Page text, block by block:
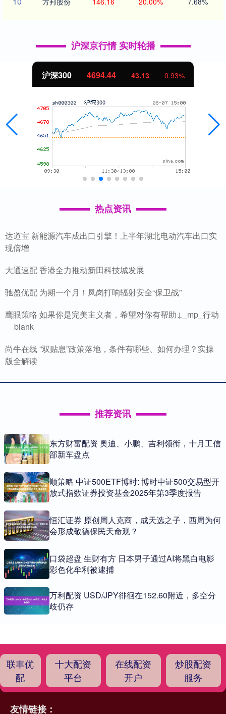
沪深京行情 实时轮播
沪深300 4694.44 43.13 0.93%
热点资讯
达道宝 新能源汽车成出口引擎！上半年湖北电动汽车出口实
现倍增
大通速配 香港全力推动新田科技城发展
驰盈优配 为期一个月！凤岗打响辐射安全“保卫战”
鹰眼策略 如果你是完美主义者，希望对你有帮助↓_mp_行动
__blank
尚牛在线 “双贴息”政策落地，条件有哪些、如何办理？实操
版全解读
推荐资讯
东方财富配资 奥迪、小鹏、吉利领衔，十月工信
部新车盘点
顺策略 中证500ETF博时: 博时中证500交易型开
放式指数证券投资基金2025年第3季度报告
恒汇证券 原创周人克商，成天选之子，西周为何
会形成敬德保民天命观？
口袋超盘 生财有方 日本男子通过AI将黑白电影
彩色化牟利被逮捕
万利配资 USD/JPY徘徊在152.60附近，多空分
歧仍存
联丰优
配
十大配资
平台
在线配资
开户
炒股配资
服务
友情链接：